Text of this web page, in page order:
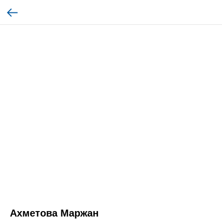
Ахметова Маржан